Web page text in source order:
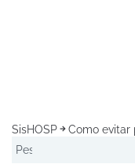
SisHOSP Como evitar